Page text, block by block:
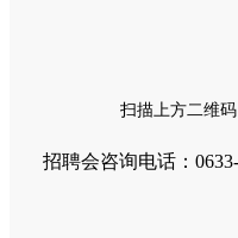
扫描上方二维
招聘会咨询电话：0633-